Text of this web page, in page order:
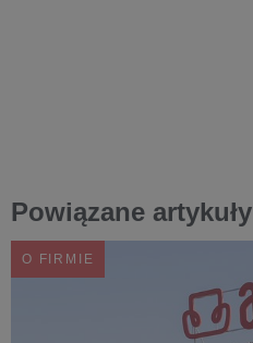
Powiązane artykuły
O FIRMIE